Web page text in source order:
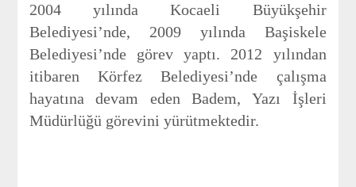
2004 yılında Kocaeli Büyükşehir
Belediyesi’nde, 2009 yılında Başiskele
Belediyesi’nde görev yaptı. 2012 yılından
itibaren Körfez Belediyesi’nde çalışma
hayatına devam eden Badem, Yazı İşleri
Müdürlüğü görevini yürütmektedir.